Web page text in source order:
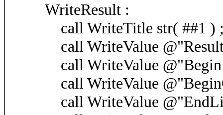
WriteResult :
call WriteTitle str( ##1 )
call WriteValue
call WriteValue
call WriteValue
call WriteValue